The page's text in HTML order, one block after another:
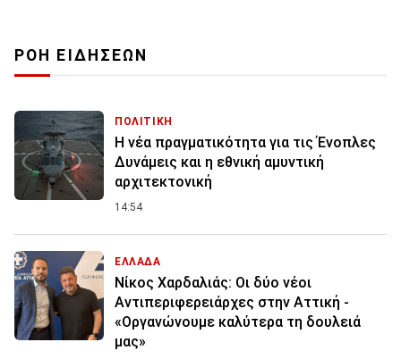
ΡΟΗ ΕΙΔΗΣΕΩΝ
ΠΟΛΙΤΙΚΗ
Η νέα πραγματικότητα για τις Ένοπλες
Δυνάμεις και η εθνική αμυντική
αρχιτεκτονική
14:54
ΕΛΛΑΔΑ
Νίκος Χαρδαλιάς: Οι δύο νέοι
Αντιπεριφερειάρχες στην Αττική -
«Οργανώνουμε καλύτερα τη δουλειά
μας»